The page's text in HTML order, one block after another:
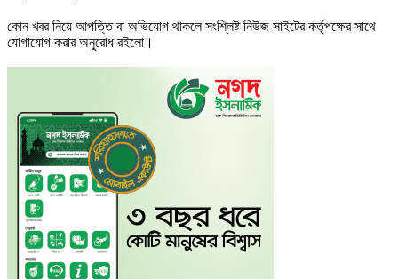
কোন খবর নিয়ে আপত্তি বা অভিযোগ থাকলে সংশ্লিষ্ট নিউজ সাইটের কর্তৃপক্ষের সাথে
যোগাযোগ করার অনুরোধ রইলো।